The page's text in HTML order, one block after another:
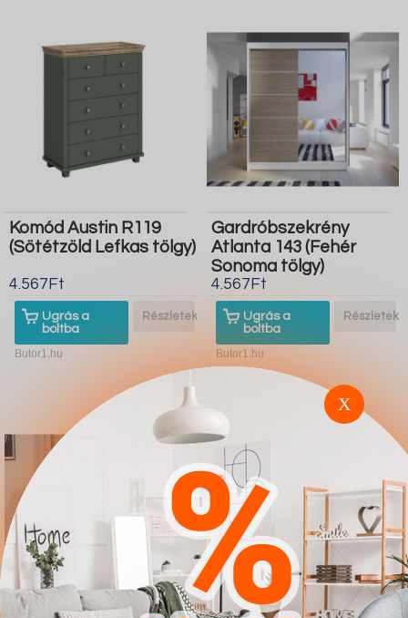
Komód Austin R119
(Sötétzöld Lefkas tölgy)
4.567Ft
Ugrás a
boltba
Részletek
Butor1.hu
Gardróbszekrény
Atlanta 143 (Fehér
Sonoma tölgy)
4.567Ft
Ugrás a
boltba
Részletek
Butor1.hu
X